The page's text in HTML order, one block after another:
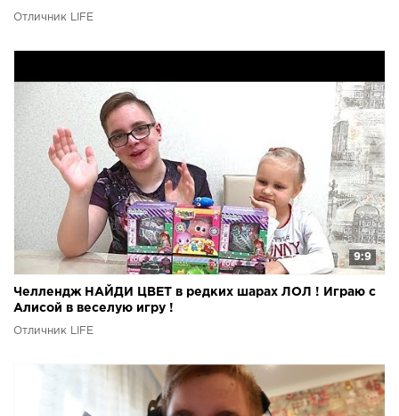
Отличник LIFE
9:9
Челлендж НАЙДИ ЦВЕТ в редких шарах ЛОЛ ! Играю с
Алисой в веселую игру !
Отличник LIFE